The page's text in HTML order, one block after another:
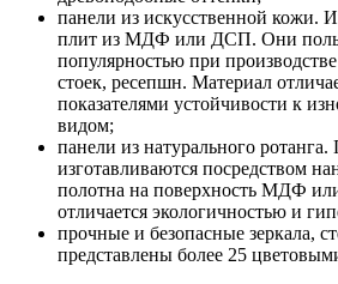
панели из искусственной кожи.
плит из МДФ или ДСП. Они
популярностью при
стоек, ресепшн. Материал
показателями устойчивости к
видом;
панели из натурального ротанга.
изготавливаются посредством
полотна на поверхность МДФ
отличается экологичностью и
прочные и безопасные зеркала,
представлены более 25